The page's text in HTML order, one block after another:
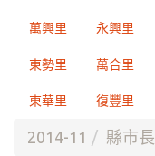
萬興里 永興里
東勢里 萬合里
東華里 復豐里
2014-11 縣市長